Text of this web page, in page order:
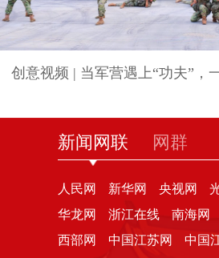
创意视频 | 当军营遇上“功夫”，
新闻网联 网群
人民网 新华网 央视网
华龙网
浙江在线 南海网
西部网
中国江苏网 中国